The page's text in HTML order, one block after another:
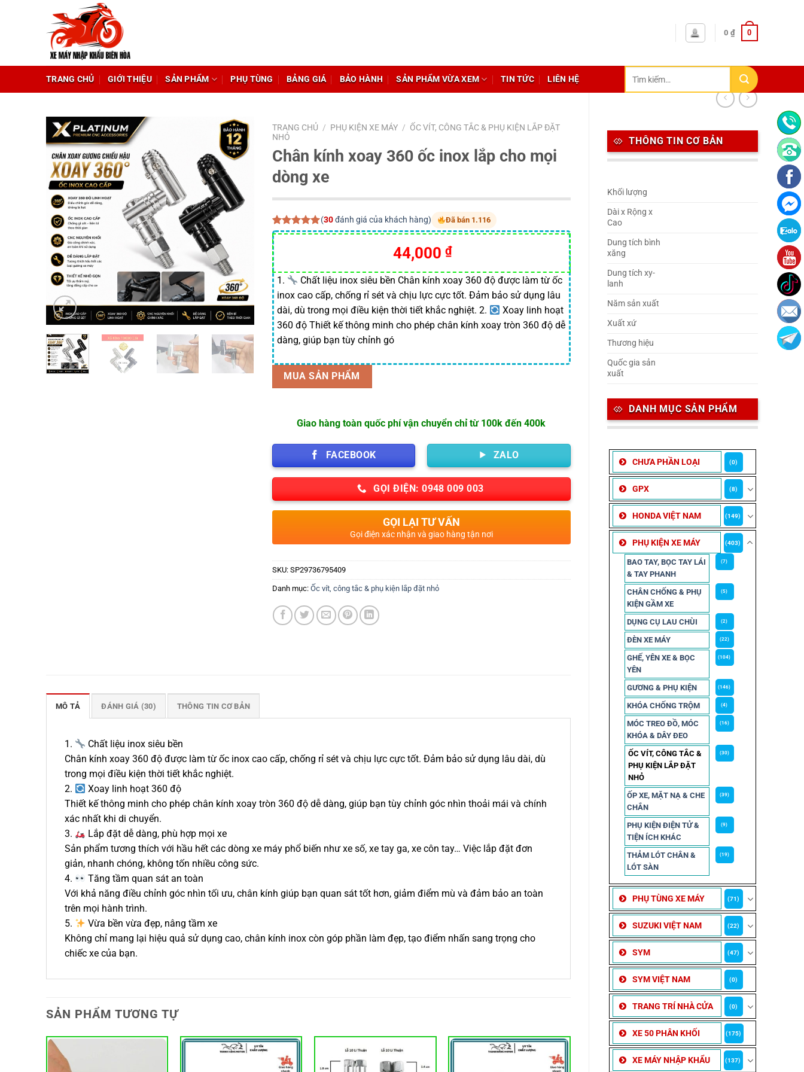
0 ₫ 0
TRANG CHỦ GIỚI THIỆU SẢN PHẨM PHỤ TÙNG BẢNG GIÁ BẢO HÀNH SẢN PHẨM VỪA XEM TIN TỨC LIÊN HỆ
kiếm:
THÔNG TIN CƠ BẢN
Khối lượng
Dài x Rộng x
Cao
Dung tích bình
xăng
Dung tích xy-
lanh
Năm sản xuất
Xuất xứ
Thương hiệu
Quốc gia sản
xuất
DANH MỤC SẢN PHẨM
CHƯA PHẦN LOẠI (0)
GPX (8)
HONDA VIỆT NAM (149)
PHỤ KIỆN XE MÁY (403)
BAO TAY, BỌC TAY LÁI
& TAY PHANH
(7)
CHÂN CHỐNG & PHỤ
KIỆN GẦM XE
(5)
DỤNG CỤ LAU CHÙI (2)
ĐÈN XE MÁY (22)
GHẾ, YÊN XE & BỌC
YÊN
(104)
GƯƠNG & PHỤ KIỆN (146)
KHÓA CHỐNG TRỘM (4)
MÓC TREO ĐỒ, MÓC
KHÓA & DÂY ĐEO
(16)
ỐC VÍT, CÔNG TẮC &
PHỤ KIỆN LẮP ĐẶT
NHỎ
(30)
ỐP XE, MẶT NẠ & CHE
CHẮN
(39)
PHỤ KIỆN ĐIỆN TỬ &
TIỆN ÍCH KHÁC
(9)
THẢM LÓT CHÂN &
LÓT SÀN
(19)
PHỤ TÙNG XE MÁY (71)
SUZUKI VIỆT NAM (22)
SYM (47)
SYM VIỆT NAM (0)
TRANG TRÍ NHÀ CỬA (0)
XE 50 PHÂN KHỐI (175)
XE MÁY NHẬP KHẨU (137)
TRANG CHỦ / PHỤ KIỆN XE MÁY / ỐC VÍT, CÔNG TẮC & PHỤ KIỆN LẮP ĐẶT
NHỎ
Chân kính xoay 360 ốc inox lắp cho mọi
dòng xe
5.00trên 5
dựa trên
30
đánh giá
(30đánh giá của khách hàng) Đã bán 1.116
44,000₫
1.
Chất liệu inox siêu bền Chân kính xoay 360 độ được làm từ ốc
inox cao cấp, chống rỉ sét và chịu lực cực tốt. Đảm bảo sử dụng lâu
dài, dù trong mọi điều kiện thời tiết khắc nghiệt. 2.
Xoay linh hoạt
360 độ Thiết kế thông minh cho phép chân kính xoay tròn 360 độ dễ
dàng, giúp bạn tùy chỉnh gó
MUA SẢN PHẨM
Giao hàng toàn quốc phí vận chuyển chỉ từ 100k đến 400k
FACEBOOK ZALO
GỌI ĐIỆN: 0948 009 003
GỌI LẠI TƯ VẤN
Gọi điện xác nhận và giao hàng tận nơi
SKU: SP29736795409
Danh mục: Ốc vít, công tắc & phụ kiện lắp đặt nhỏ
MÔ TẢ ĐÁNH GIÁ (30) THÔNG TIN CƠ BẢN
1.
Chất liệu inox siêu bền
Chân kính xoay 360 độ được làm từ ốc inox cao cấp, chống rỉ sét và chịu lực cực tốt. Đảm bảo sử dụng lâu dài, dù
trong mọi điều kiện thời tiết khắc nghiệt.
2.
Xoay linh hoạt 360 độ
Thiết kế thông minh cho phép chân kính xoay tròn 360 độ dễ dàng, giúp bạn tùy chỉnh góc nhìn thoải mái và chính
xác nhất khi di chuyển.
3.
Lắp đặt dễ dàng, phù hợp mọi xe
Sản phẩm tương thích với hầu hết các dòng xe máy phổ biến như xe số, xe tay ga, xe côn tay… Việc lắp đặt đơn
giản, nhanh chóng, không tốn nhiều công sức.
4.
Tăng tầm quan sát an toàn
Với khả năng điều chỉnh góc nhìn tối ưu, chân kính giúp bạn quan sát tốt hơn, giảm điểm mù và đảm bảo an toàn
trên mọi hành trình.
5.
Vừa bền vừa đẹp, nâng tầm xe
Không chỉ mang lại hiệu quả sử dụng cao, chân kính inox còn góp phần làm đẹp, tạo điểm nhấn sang trọng cho
chiếc xe của bạn.
SẢN PHẨM TƯƠNG TỰ